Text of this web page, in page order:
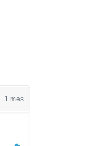
1 mes